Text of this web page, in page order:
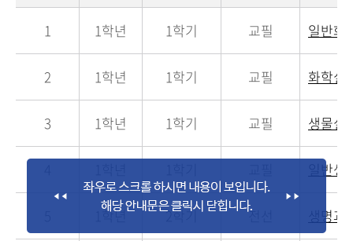
1 1학년 1학기 교필 일반화
2 1학년 1학기 교필 화학실
3 1학년 1학기 교필 생물실
일반생
1학년 2학기 전선 생명